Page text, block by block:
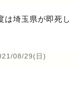
は埼玉県が即死し
08/29(日)